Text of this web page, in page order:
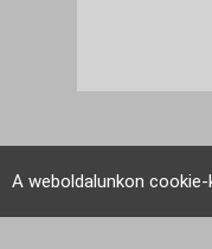
A weboldalunkon